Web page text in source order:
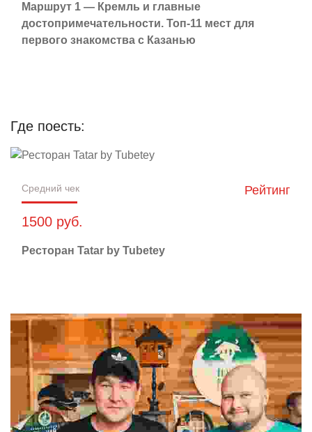
Маршрут 1 — Кремль и главные
достопримечательности. Топ-11 мест для
первого знакомства с Казанью
Где поесть:
Средний чек
1500 руб.
Рейтинг
Ресторан Tatar by Tubetey